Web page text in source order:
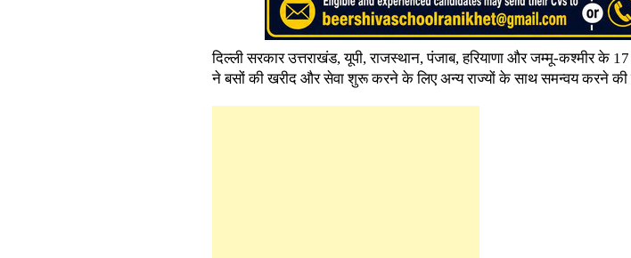
दिल्ली सरकार उत्तराखंड, यूपी, राजस्थान, पंजाब, हरियाणा और जम्मू-कश्मीर के
ने बसों की खरीद और सेवा शुरू करने के लिए अन्य राज्यों के साथ समन्वय करने की